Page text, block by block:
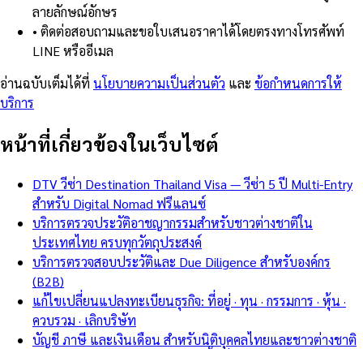
ลายลักษณ์อักษร
• ติดต่อสอบถามและขอใบเสนอราคาได้โดยตรงทางโทรศัพท์
LINE หรืออีเมล
อ่านฉบับเต็มได้ที่ นโยบายความเป็นส่วนตัว และ ข้อกำหนดการให้
บริการ
หน้าที่เกี่ยวข้องในเว็บไซต์
DTV วีซ่า Destination Thailand Visa — วีซ่า 5 ปี Multi-Entry
สำหรับ Digital Nomad ฟรีแลนซ์
บริการตรวจประวัติอาชญากรรมสำหรับชาวต่างชาติใน
ประเทศไทย ครบทุกวัตถุประสงค์
บริการตรวจสอบประวัติและ Due Diligence สำหรับองค์กร
(B2B)
แก้ไขเปลี่ยนแปลงทะเบียนธุรกิจ: ที่อยู่ · ทุน · กรรมการ · หุ้น ·
ควบรวม · เลิกบริษัท
บัญชี ภาษี และเงินเดือน สำหรับนิติบุคคลไทยและชาวต่างชาติ